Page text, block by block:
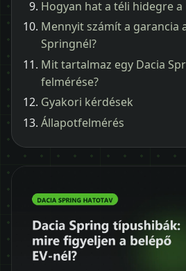
Hogyan hat a téli hidegre a
Mennyit számít a garancia
Springnél?
Mit tartalmaz egy Dacia
felmérése?
Gyakori kérdések
Állapotfelmérés